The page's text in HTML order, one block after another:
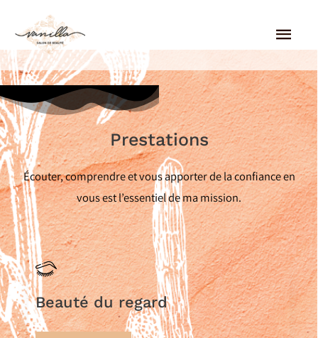
contenu
Prestations
Écouter, comprendre et vous apporter de la confiance en
vous est l’essentiel de ma mission.
Beauté du regard